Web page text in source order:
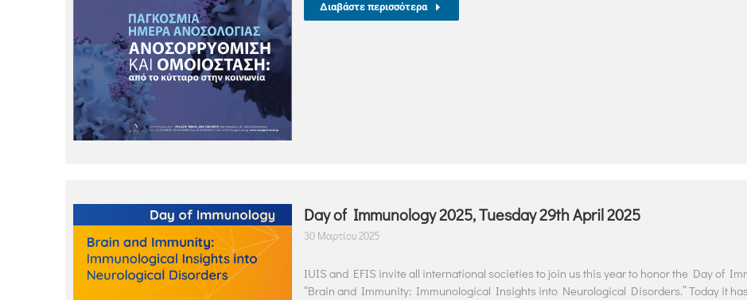
Διαβάστε περισσότερα
Day of Immunology 2025, Tuesday 29th April 2025
30 Μαρτίου 2025
IUIS and EFIS invite all international societies to join us this year to honor the Day of
“Brain and Immunity: Immunological Insights into Neurological Disorders.” Today it